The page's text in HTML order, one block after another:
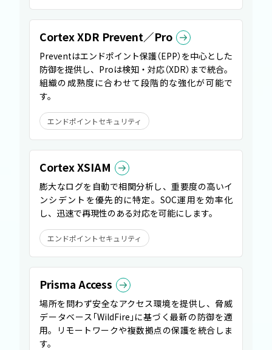
Cortex XDR Prevent／Pro
Preventはエンドポイント保護（EPP）を中心とした
防御を提供し、Proは検知・対応（XDR）まで統合。
組織の成熟度に合わせて段階的な強化が可能で
す。
エンドポイントセキュリティ
Cortex XSIAM
膨大なログを自動で相関分析し、重要度の高いイ
ンシデントを優先的に特定。SOC運用を効率化
し、迅速で再現性のある対応を可能にします。
エンドポイントセキュリティ
Prisma Access
場所を問わず安全なアクセス環境を提供し、脅威
データベース「WildFire 」に基づく最新の防御を適
用。リモートワークや複数拠点の保護を統合しま
す。